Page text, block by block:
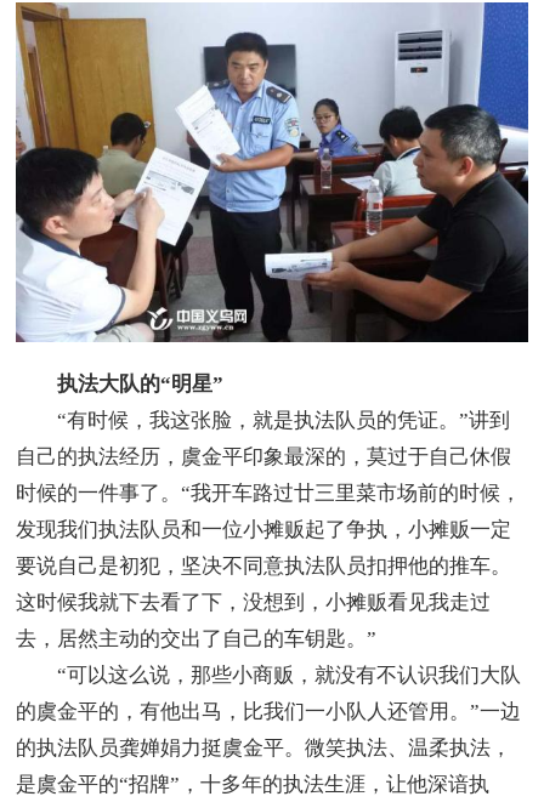
执法大队的“明星”
“有时候，我这张脸，就是执法队员的凭证。”讲到
自己的执法经历，虞金平印象最深的，莫过于自己休假
时候的一件事了。“我开车路过廿三里菜市场前的时候，
发现我们执法队员和一位小摊贩起了争执，小摊贩一定
要说自己是初犯，坚决不同意执法队员扣押他的推车。
这时候我就下去看了下，没想到，小摊贩看见我走过
去，居然主动的交出了自己的车钥匙。”
“可以这么说，那些小商贩，就没有不认识我们大队
的虞金平的，有他出马，比我们一小队人还管用。”一边
的执法队员龚婵娟力挺虞金平。微笑执法、温柔执法，
是虞金平的“招牌”，十多年的执法生涯，让他深谙执